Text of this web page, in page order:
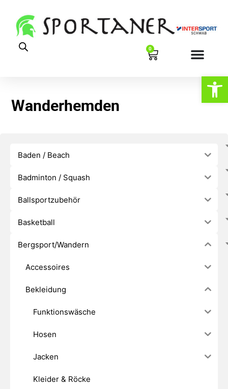
0
Wanderhemden
Baden / Beach
Badminton / Squash
Ballsportzubehör
Basketball
Bergsport/Wandern
Accessoires
Bekleidung
Funktionswäsche
Hosen
Jacken
Kleider & Röcke